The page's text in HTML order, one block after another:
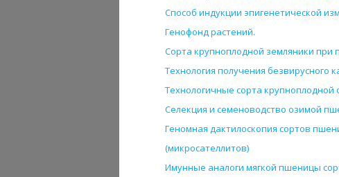
Способ индукции эпигенетической
Генофонд растений.
Сорта крупноплодной земляники при
Технология получения безвирусного
Технологичные сорта крупноплодной
Селекция и семеноводство озимой
Геномная дактилоскопия сортов
(микросателлитов)
Имунные аналоги мягкой пшеницы